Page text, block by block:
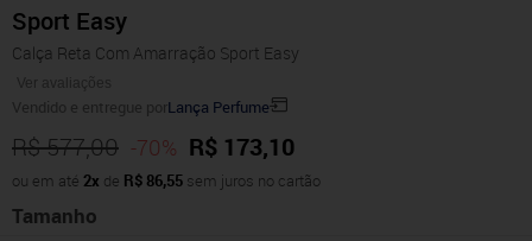
Sport Easy
Calça Reta Com Amarração Sport Easy
Ver avaliações
Vendido e entregue porLança Perfume
R$ 577,00 -70% R$ 173,10
ou em até 2x de R$ 86,55 sem juros no cartão
Tamanho